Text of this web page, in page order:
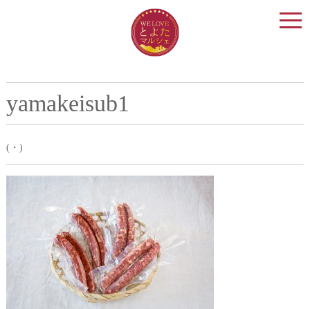
yamakeisub1
(・)